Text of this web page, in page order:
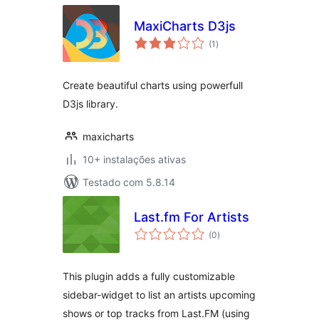
MaxiCharts D3js
(1 avaliações
totais
)
Create beautiful charts using powerfull
D3js library.
maxicharts
10+ instalações ativas
Testado com 5.8.14
Last.fm For Artists
(0avaliações
totais
)
This plugin adds a fully customizable
sidebar-widget to list an artists upcoming
shows or top tracks from Last.FM (using